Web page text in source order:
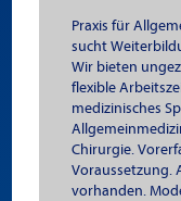
Praxis für
sucht
Wir bieten
flexible
medizinisches
Chirurgie.
Voraussetzung.
vorhanden.